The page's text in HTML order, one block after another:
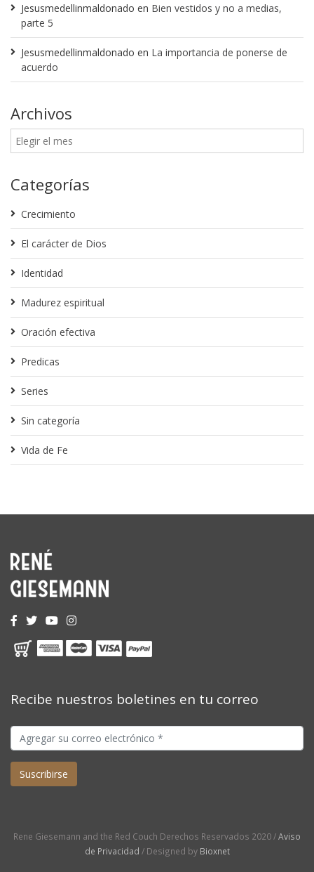
Jesusmedellinmaldonado en Bien vestidos y no a medias,
parte 5
Jesusmedellinmaldonado en La importancia de ponerse de
acuerdo
Archivos
Categorías
Crecimiento
El carácter de Dios
Identidad
Madurez espiritual
Oración efectiva
Predicas
Series
Sin categoría
Vida de Fe
Recibe nuestros boletines en tu correo
Rene Giesemann and the Red Couch Derechos Reservados 2020 /Aviso
de Privacidad / Designed by Bioxnet